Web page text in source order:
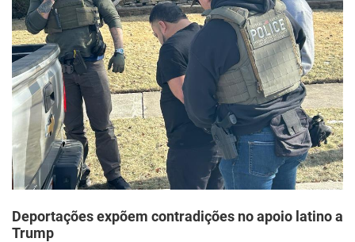
Deportações expõem contradições no apoio latino a
Trump